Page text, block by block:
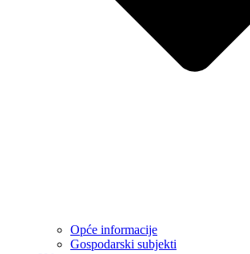
Opće informacije
Gospodarski subjekti